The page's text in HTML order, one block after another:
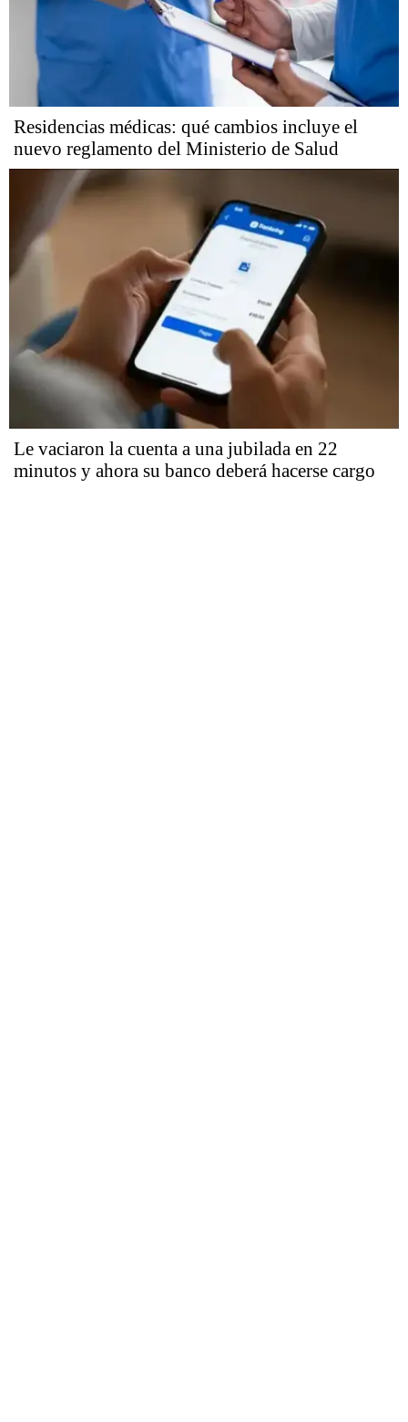
Residencias médicas: qué cambios incluye el
nuevo reglamento del Ministerio de Salud
Le vaciaron la cuenta a una jubilada en 22
minutos y ahora su banco deberá hacerse cargo